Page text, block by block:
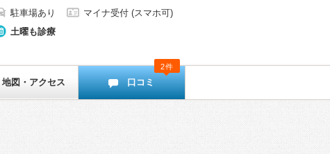
駐車場あり
マイナ受付 (スマホ可)
土曜も診療
地図・アクセス 口コミ
2件